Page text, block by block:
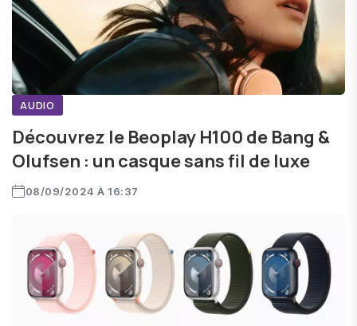
AUDIO
Découvrez le Beoplay H100 de Bang &
Olufsen : un casque sans fil de luxe
08/09/2024 À 16:37